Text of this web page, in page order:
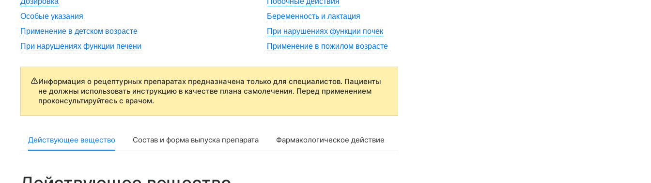
Особые указания
Беременность и лактация
Применение в детском возрасте
При нарушениях функции почек
При нарушениях функции печени
Применение в пожилом возрасте
Информация о рецептурных препаратах предназначена только для специалистов. Пациенты
не должны использовать инструкцию в качестве плана самолечения. Перед применением
проконсультируйтесь с врачом.
Действующее вещество Состав и форма выпуска препарата Фармакологическое действие